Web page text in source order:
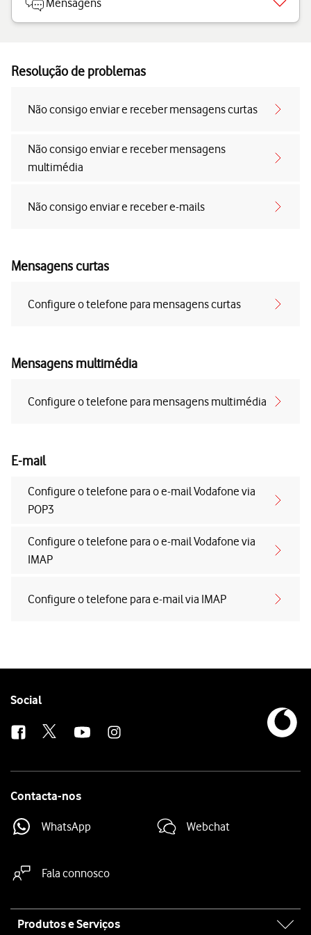
Mensagens
Resolução de problemas
Não consigo enviar e receber mensagens curtas
Não consigo enviar e receber mensagens
multimédia
Não consigo enviar e receber e-mails
Mensagens curtas
Configure o telefone para mensagens curtas
Mensagens multimédia
Configure o telefone para mensagens multimédia
E-mail
Configure o telefone para o e-mail Vodafone via
POP3
Configure o telefone para o e-mail Vodafone via
IMAP
Configure o telefone para e-mail via IMAP
Follow
Social
Contacta-nos
WhatsApp Webchat
Fala connosco
map
Produtos e Serviços